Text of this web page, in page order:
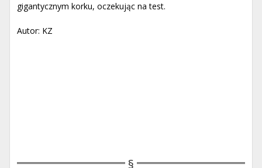
gigantycznym korku, oczekując na test.
Autor: KZ